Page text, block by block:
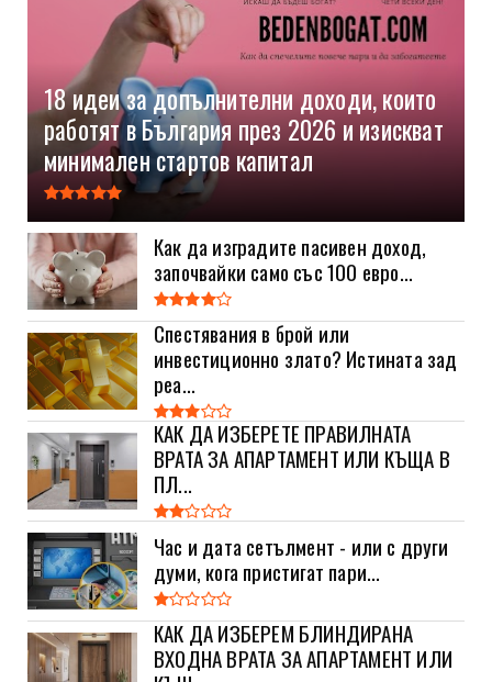
18 идеи за допълнителни доходи, които
работят в България през 2026 и изискват
минимален стартов капитал
Как да изградите пасивен доход,
започвайки само със 100 евро...
Спестявания в брой или
инвестиционно злато? Истината зад
реа...
КАК ДА ИЗБЕРЕТЕ ПРАВИЛНАТА
ВРАТА ЗА АПАРТАМЕНТ ИЛИ КЪЩА В
ПЛ...
Час и дата сетълмент - или с други
думи, кога пристигат пари...
КАК ДА ИЗБЕРЕМ БЛИНДИРАНА
ВХОДНА ВРАТА ЗА АПАРТАМЕНТ ИЛИ